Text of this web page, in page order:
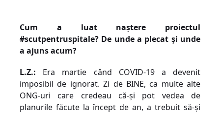
Cum a luat naştere proiectul
#scutpentruspitale? De unde a plecat şi unde
a ajuns acum?
L.Z.: Era martie când COVID-19 a devenit
imposibil de ignorat. Zi de BINE, ca multe alte
ONG-uri care credeau că-și pot vedea de
planurile făcute la încept de an, a trebuit să-și